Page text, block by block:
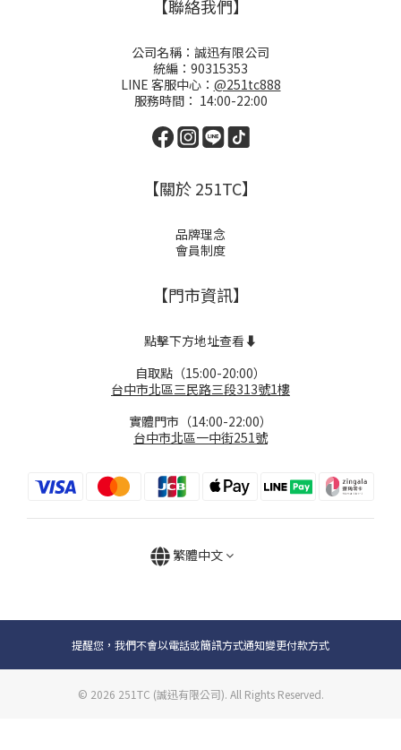
【聯絡我們】
公司名稱：誠迅有限公司
統編：90315353
LINE 客服中心： @251tc888
服務時間： 14:00-22:00
【關於 251TC】
品牌理念
會員制度
【門市資訊】
點擊下方地址查看⬇️
自取點（15:00-20:00）
台中市北區三民路三段313號1樓
實體門市（14:00-22:00）
台中市北區一中街251號
繁體中文
提醒您，我們不會以電話或簡訊方式通知變更付款方式
© 2026 251TC (誠迅有限公司). All Rights Reserved.